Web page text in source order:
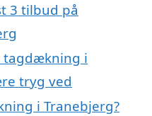
3 tilbud på
tagdækning i
tryg ved
i Tranebjerg?